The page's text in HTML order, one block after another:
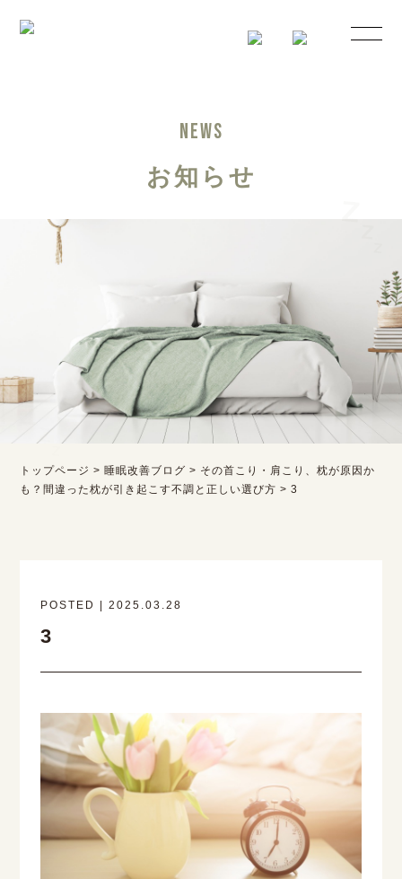
NEWS
お知らせ
トップページ > 睡眠改善ブログ > その首こり・肩こり、枕が原因か
も？間違った枕が引き起こす不調と正しい選び方 >3
POSTED | 2025.03.28
3